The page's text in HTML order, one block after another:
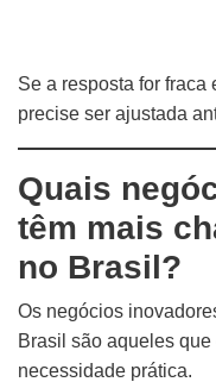
Se a resposta for fraca
precise ser ajustada
Quais
têm mais
no Brasil?
Os negócios
Brasil são aqueles
necessidade prática.